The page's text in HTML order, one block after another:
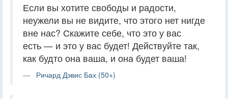
Если вы хотите свободы и радости,
неужели вы не видите, что этого нет нигде
вне нас? Скажите себе, что это у вас
есть — и это у вас будет! Действуйте так,
как будто она ваша, и она будет ваша!
Ричард Дэвис Бах (50+)